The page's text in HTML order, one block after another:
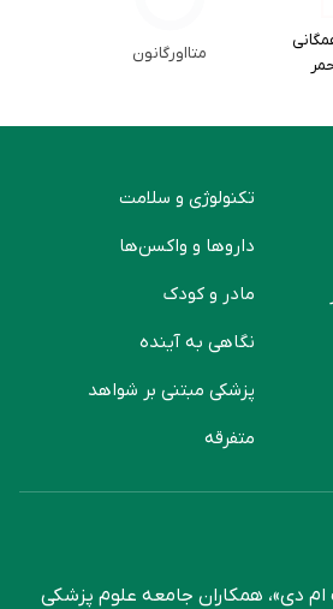
متااورگانون
تکنولوژی و سلامت
دارو‌ها و واکسن‌ها
مادر و کودک
نگاهی به آینده
پزشکی مبتنی بر شواهد
متفرقه
دی»، همکاران جامعه علوم ‌پزشکی